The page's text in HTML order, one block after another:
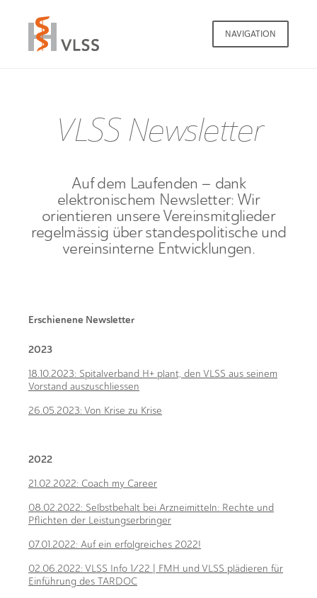
NAVIGATION
VLSS Newsletter
Auf dem Laufenden – dank
elektronischem Newsletter: Wir
orientieren unsere Vereinsmitglieder
regelmässig über standespolitische und
vereinsinterne Entwicklungen.
Erschienene Newsletter
2023
18.10.2023: Spitalverband H+ plant, den VLSS aus seinem
Vorstand auszuschliessen
26.05.2023: Von Krise zu Krise
2022
21.02.2022: Coach my Career
08.02.2022: Selbstbehalt bei Arzneimitteln: Rechte und
Pflichten der Leistungserbringer
07.01.2022: Auf ein erfolgreiches 2022!
02.06.2022: VLSS Info 1/22 | FMH und VLSS plädieren für
Einführung des TARDOC